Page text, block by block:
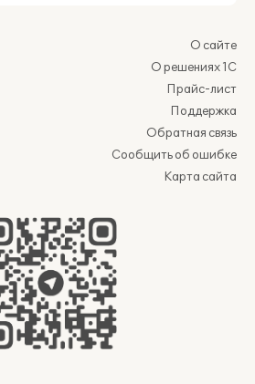
О сайте
О решениях 1С
Прайс-лист
Поддержка
Обратная связь
Сообщить об ошибке
Карта сайта